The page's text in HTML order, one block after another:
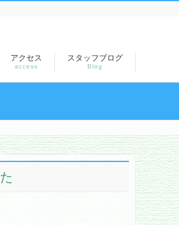
アクセス
access
スタッフブログ
Blog